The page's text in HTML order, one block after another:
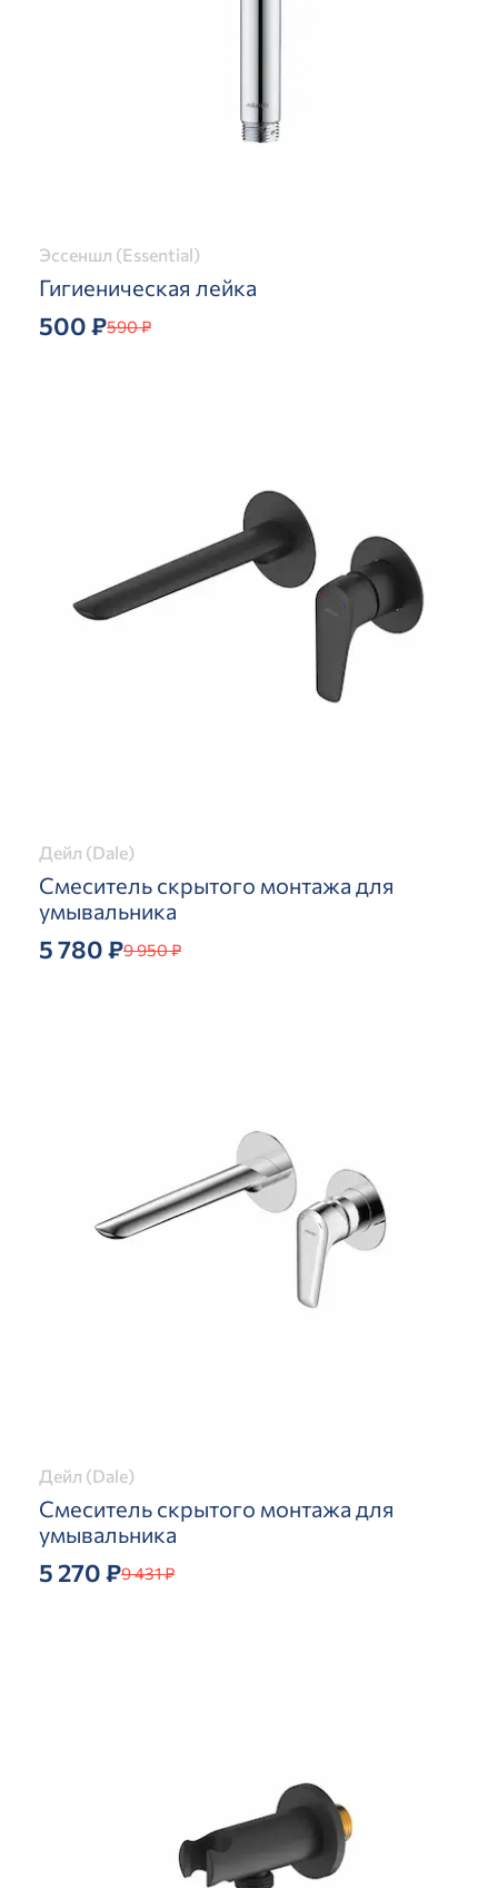
Эссеншл (Essential)
Гигиеническая лейка
500 ₽590 ₽
Дейл (Dale)
Смеситель скрытого монтажа для
умывальника
5 780 ₽9 950 ₽
Дейл (Dale)
Смеситель скрытого монтажа для
умывальника
5 270 ₽9 431 ₽